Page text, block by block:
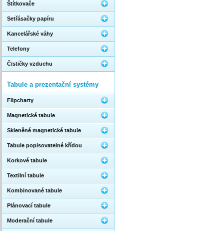
Štítkovače
Setřásačky papíru
Kancelářské váhy
Telefony
Čističky vzduchu
Tabule a prezentační systémy
Flipcharty
Magnetické tabule
Skleněné magnetické tabule
Tabule popisovatelné křídou
Korkové tabule
Textilní tabule
Kombinované tabule
Plánovací tabule
Moderační tabule